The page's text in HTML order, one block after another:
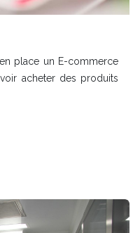
place un E-commerce
acheter des produits